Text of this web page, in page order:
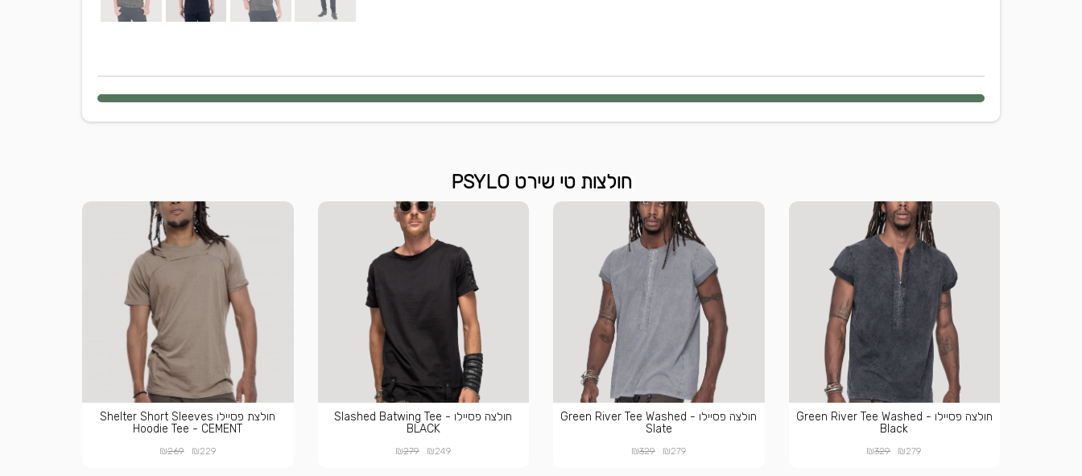
חולצות טי שירט PSYLO
חולצה פסיילו - Green River Tee Washed
Black
₪279
₪329
חולצה פסיילו - Green River Tee Washed
Slate
₪279
₪329
חולצה פסיילו - Slashed Batwing Tee
BLACK
₪249
₪279
חולצת פסיילו Shelter Short Sleeves
Hoodie Tee - CEMENT
₪229
₪269